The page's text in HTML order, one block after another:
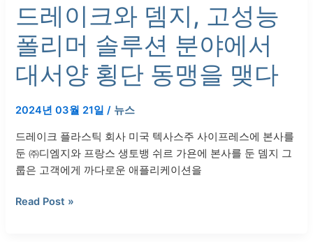
드레이크와 뎀지, 고성능
폴리머 솔루션 분야에서
대서양 횡단 동맹을 맺다
2024년 03월 21일/ 뉴스
드레이크 플라스틱 회사 미국 텍사스주 사이프레스에 본사를
둔 ㈜디엠지와 프랑스 생토뱅 쉬르 가욘에 본사를 둔 뎀지 그
룹은 고객에게 까다로운 애플리케이션을
레
이
크
와
뎀
고
능
폴
리
Read Post »